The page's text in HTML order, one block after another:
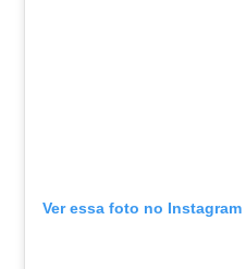
Ver essa foto no Instagram